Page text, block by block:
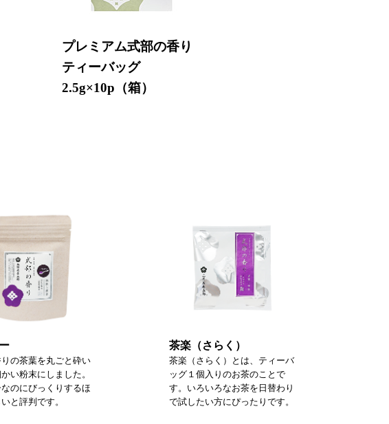
プレミアム式部の香り
ティーバッグ
2.5g×10p（箱）
の茶葉を丸ごと砕い
い粉末にしました。
のにびっくりするほ
と評判です。
茶楽（さらく）
茶楽（さらく）とは、ティーバ
ッグ１個入りのお茶のことで
す。いろいろなお茶を日替わり
で試したい方にぴったりです。